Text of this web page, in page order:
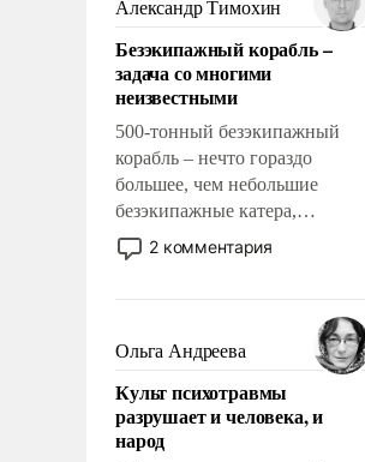
Александр Тимохин
Безэкипажный корабль –
задача со многими
неизвестными
500-тонный безэкипажный
корабль – нечто гораздо
большее, чем небольшие
безэкипажные катера,
применение которых уже
стало обыденностью. Задача по
сложна и амбициозна. Однако
и ее реализация радикально
поднимет наши боевые
возможности.
2 комментария
Ольга Андреева
Культ психотравмы
разрушает и человека, и
народ